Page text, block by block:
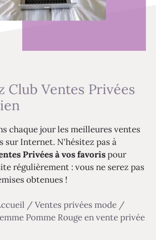
Club Ventes Privées
chaque jour les meilleures ventes
sur Internet. N'hésitez pas à
Privées à vos favorispour
régulièrement : vous ne serez pas
obtenues !
/ Ventes privées mode /
Pomme Rouge en vente privée